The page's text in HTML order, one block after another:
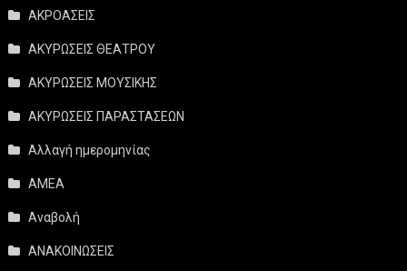
ΑΚΡΟΑΣΕΙΣ
ΑΚΥΡΩΣΕΙΣ ΘΕΑΤΡΟΥ
ΑΚΥΡΩΣΕΙΣ ΜΟΥΣΙΚΗΣ
ΑΚΥΡΩΣΕΙΣ ΠΑΡΑΣΤΑΣΕΩΝ
Αλλαγή ημερομηνίας
ΑΜΕΑ
Αναβολή
ΑΝΑΚΟΙΝΩΣΕΙΣ